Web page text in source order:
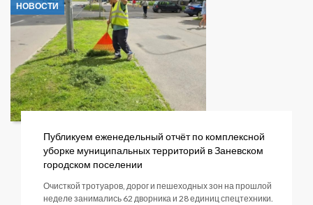
НОВОСТИ
Публикуем еженедельный отчёт по комплексной
уборке муниципальных территорий в Заневском
городском поселении
Очисткой тротуаров, дорог и пешеходных зон на прошлой
неделе занимались 62 дворника и 28 единиц спецтехники.